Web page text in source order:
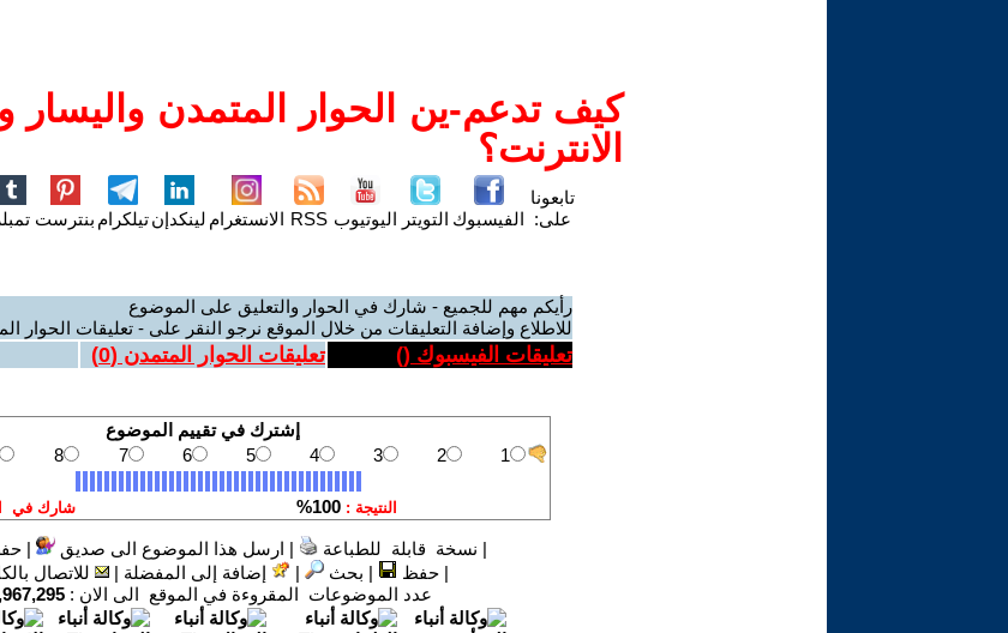
كيف تدعم-ين الحوار المتمدن واليسار
الانترنت؟
تابعونا
على: الفيسبوك التويتر اليوتيوب RSS الانستغرام لينكدإنتيلكرام بنترست
رأيكم مهم للجميع - شارك في الحوار والتعليق على الموضوع
للاطلاع وإضافة التعليقات من خلال الموقع نرجو النقر على - تعليقات الحوار
تعليقات الفيسبوك () تعليقات الحوار المتمدن (0
)
| نسخة قابلة للطباعة | ارسل هذا الموضوع الى صديق |
|حفظ | بحث | إضافة إلى المفضلة |
للاتصال
عدد الموضوعات المقروءة في الموقع الى الان :